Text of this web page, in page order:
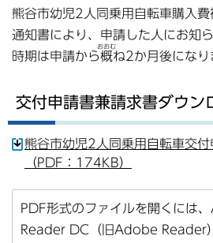
熊谷市幼児2人同乗用自転車購入
通知書により、申請した人にお知
時期は申請から概
おおむ
ね2か月後になり
交付申請書兼請求書ダウン
熊谷市幼児2人同乗用自転車交
（PDF：174KB）
PDF形式のファイルを開くには
Reader DC（旧Adobe Reader